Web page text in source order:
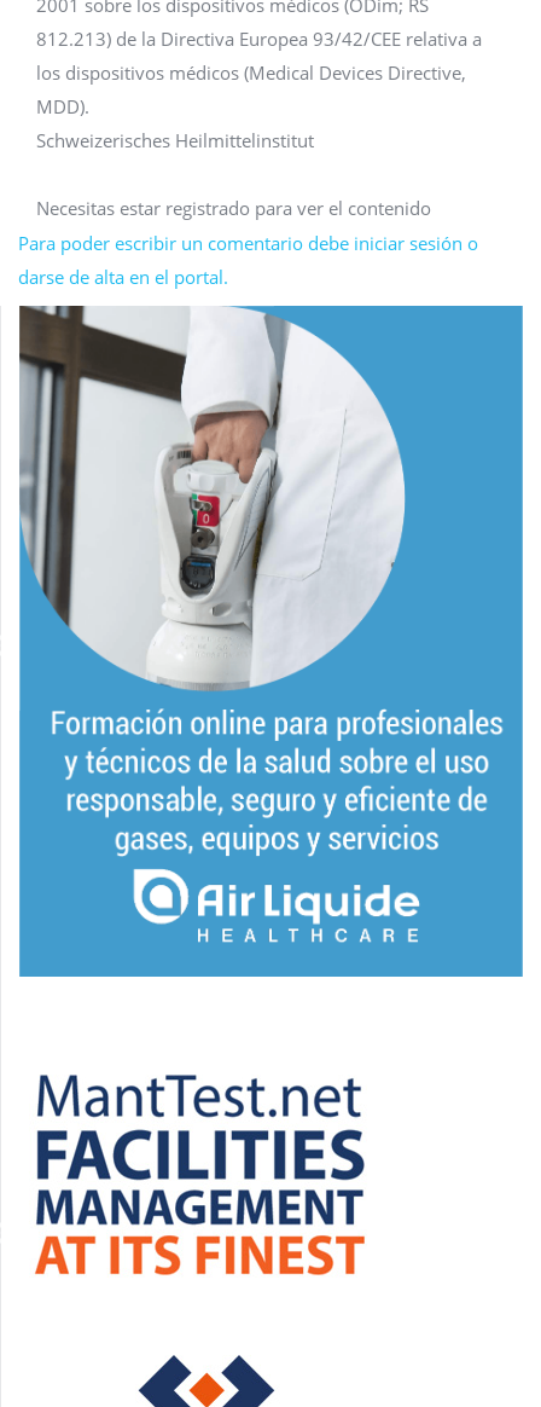
2001 sobre los dispositivos médicos (ODim; RS
812.213) de la Directiva Europea 93/42/CEE relativa a
los dispositivos médicos (Medical Devices Directive,
MDD).
Schweizerisches Heilmittelinstitut
Necesitas estar registrado para ver el contenido
Para poder escribir un comentario debe iniciar sesión o
darse de alta en el portal.